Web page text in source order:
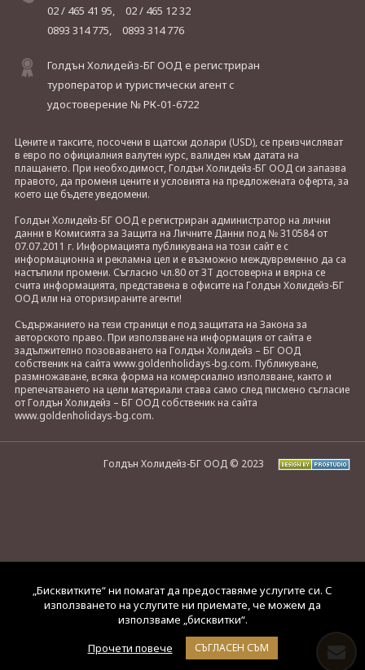
02 / 465 41 95,
02 / 465 12 32
0893 314 775,
0893 314 776
Голдън Холидейз-БГ ООД е регистриран
туроператор и туристически агент с
удостоверение № РК-01-6722
Цените и таксите, посочени в щатски долари (USD), се преизчисляват
в евро по официалния валутен курс, валиден към датата на
плащането. При необходимост, Голдън Холидейз-БГ ООД си запазва
правото, да променя цените и условията на предложената оферта, за
което ще бъдете уведомени.
Голдън Холидейз-БГ ООД е регистриран администратор на лични
данни в Комисията за Защита на Личните Данни под № 310584 от
07.07.2011 г. Информацията публикувана на този сайт е с
информационна и рекламна цел и е възможно междувременно да са
настъпили промени. Съгласно чл.80 от ЗТ достоверна и вярна се
счита информацията, представена в офисите на Голдън Холидейз-БГ
ООД или на оторизираните агенти!
Съдържанието на тези страници е под защитата на Закона за
авторското право. При използване на информация от сайта е
задължително позоваването на Голдън Холидейз – БГ ООД
собственик на сайта www.goldenholidays-bg.com. Публикуване,
размножаване, всяка форма на комерсиално използване, както и
препечатването на цели материали става само след писмено съгласие
от Голдън Холидейз – БГ ООД собственик на сайта
www.goldenholidays-bg.com.
Голдън Холидейз-БГ ООД © 2023
„Бисквитките“ ни помагат да предоставяме услугите си. С
използването на услугите ни приемате, че можем да
използваме „бисквитки“.
Прочети повече
СЪГЛАСЕН СЪМ